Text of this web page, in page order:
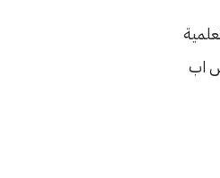
اب